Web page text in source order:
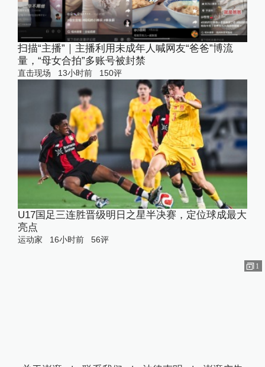
1
扫描“主播”｜主播利用未成年人喊网友“爸爸”博流
量，“母女合拍”多账号被封禁
直击现场 13小时前 150评
U17国足三连胜晋级明日之星半决赛，定位球成最大
亮点
运动家 16小时前 56评